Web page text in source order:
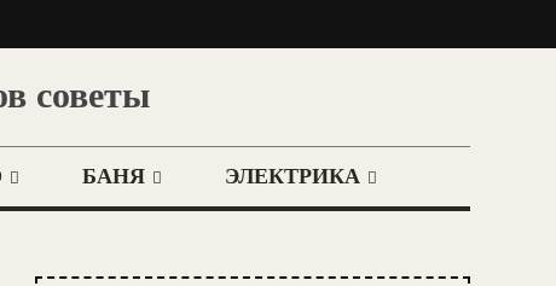
советы
БАНЯ ЭЛЕКТРИКА